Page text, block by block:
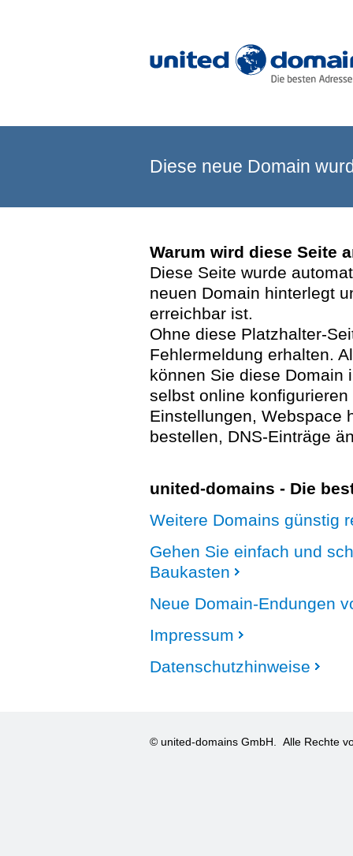
Diese neue Domain
Warum wird diese Seite
Diese Seite wurde
neuen Domain hinterlegt
erreichbar ist.
Ohne diese Platzhalter-
Fehlermeldung erhalten.
können Sie diese Domain
selbst online
Einstellungen, Webspace
bestellen, DNS-Einträge
united-domains - Die
Weitere Domains günstig
Gehen Sie einfach und
Baukasten
Neue Domain-Endungen
Impressum
Datenschutzhinweise
© united-domains GmbH. Alle Rechte